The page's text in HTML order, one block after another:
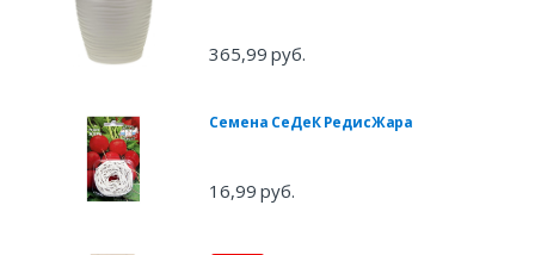
365,99 руб.
Семена СеДеК РедисЖара
16,99 руб.